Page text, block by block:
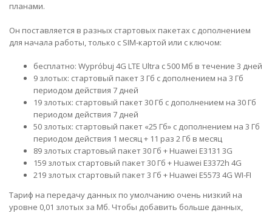
планами.
Он поставляется в разных стартовых пакетах с дополнением
для начала работы, только с SIM-картой или с ключом:
бесплатно: Wypróbuj 4G LTE Ultra с 500 Мб в течение 3 дней
9 злотых: стартовый пакет 3 Гб с дополнением на 3 Гб
периодом действия 7 дней
19 злотых: стартовый пакет 30 Гб с дополнением на 30 Гб
периодом действия 7 дней
50 злотых: стартовый пакет «25 Гб» с дополнением на 3 Гб
периодом действия 1 месяц + 11 раз 2 Гб в месяц
89 злотых стартовый пакет 30 Гб + Huawei E3131 3G
159 злотых стартовый пакет 30 Гб + Huawei E3372h 4G
219 злотых стартовый пакет 3 Гб + Huawei E5573 4G WI-FI
Тариф на передачу данных по умолчанию очень низкий на
уровне 0,01 злотых за Мб. Чтобы добавить больше данных,